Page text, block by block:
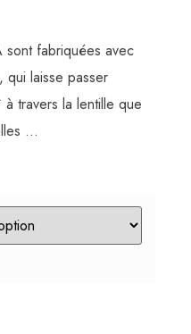
sont fabriquées avec
qui laisse passer
à travers la lentille que
…